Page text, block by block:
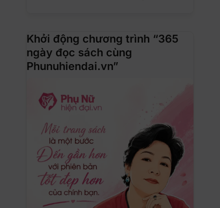
Khởi động chương trình “365
ngày đọc sách cùng
Phunuhiendai.vn”